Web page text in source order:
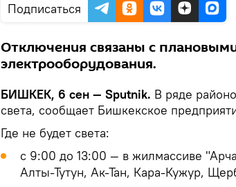
Подписаться
Отключения связаны с
электрооборудования.
БИШКЕК, 6 сен — Sputnik. В ряде
света, сообщает Бишкекское
Где не будет света:
с 9:00 до 13:00 — в жилмассиве
Алты-Тутун, Ак-Тан, Кара-Кужур,